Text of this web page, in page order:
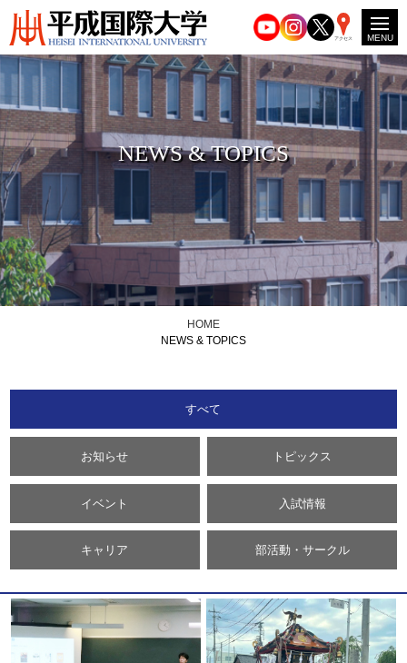
アクセス MENU
NEWS & TOPICS
HOME
NEWS & TOPICS
すべて
お知らせ トピックス
イベント 入試情報
キャリア 部活動・サークル